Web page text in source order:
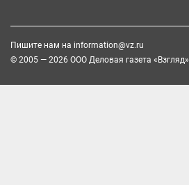
Пишите нам на information@vz.ru
© 2005 — 2026 ООО Деловая газета «Взгляд»